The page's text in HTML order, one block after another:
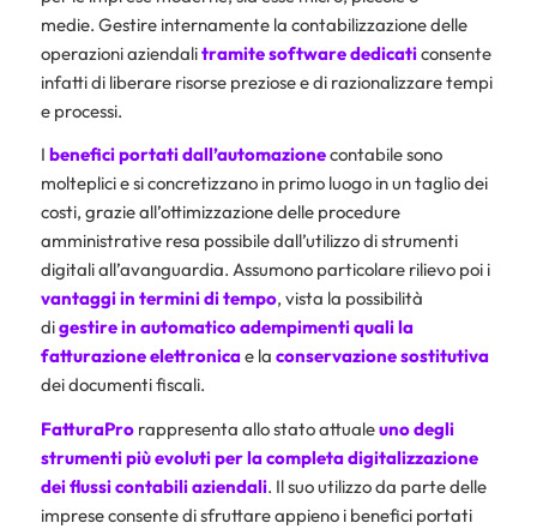
medie. Gestire internamente la contabilizzazione delle
operazioni aziendalitramite software dedicaticonsente
infatti di liberare risorse preziose e di razionalizzare tempi
e processi.
I benefici portati dall’automazionecontabile sono
molteplici e si concretizzano in primo luogo in un taglio dei
costi, grazie all’ottimizzazione delle procedure
amministrative resa possibile dall’utilizzo di strumenti
digitali all’avanguardia. Assumono particolare rilievo poi i
vantaggi in termini di tempo, vista la possibilità
digestire in automatico adempimenti qualila
fatturazione elettronicae la conservazione sostitutiva
dei documenti fiscali.
FatturaProrappresenta allo stato attualeuno degli
strumenti più evoluti per la completa digitalizzazione
dei flussi contabili aziendali. Il suo utilizzo da parte delle
imprese consente di sfruttare appieno i benefici portati